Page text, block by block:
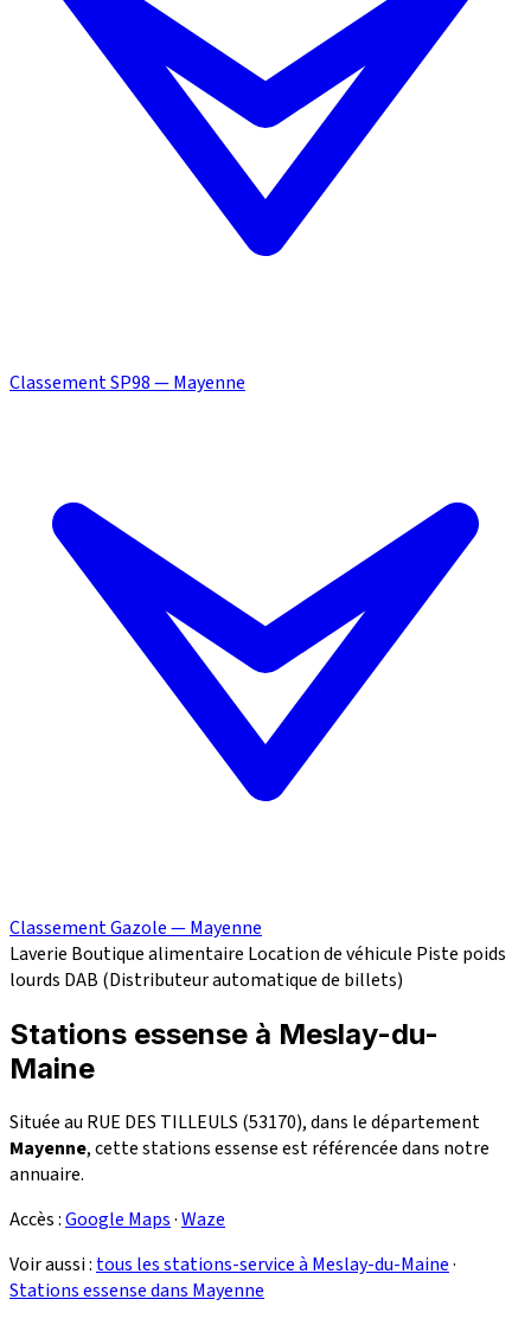
Classement SP98 — Mayenne
Classement Gazole — Mayenne
Laverie Boutique alimentaire Location de véhicule Piste poids
lourds DAB (Distributeur automatique de billets)
Stations essense à Meslay-du-
Maine
Située au RUE DES TILLEULS (53170), dans le département
Mayenne, cette stations essense est référencée dans notre
annuaire.
Accès :Google Maps·Waze
Voir aussi : tous les stations-service à Meslay-du-Maine·
Stations essense dans Mayenne